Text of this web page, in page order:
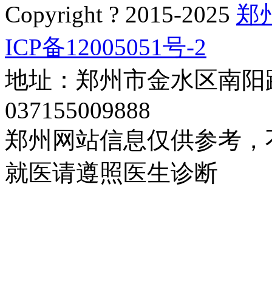
Copyright ? 2015-2025 郑
ICP备12005051号-2
地址：郑州市金水区南
037155009888
郑州网站信息仅供参考
就医请遵照医生诊断